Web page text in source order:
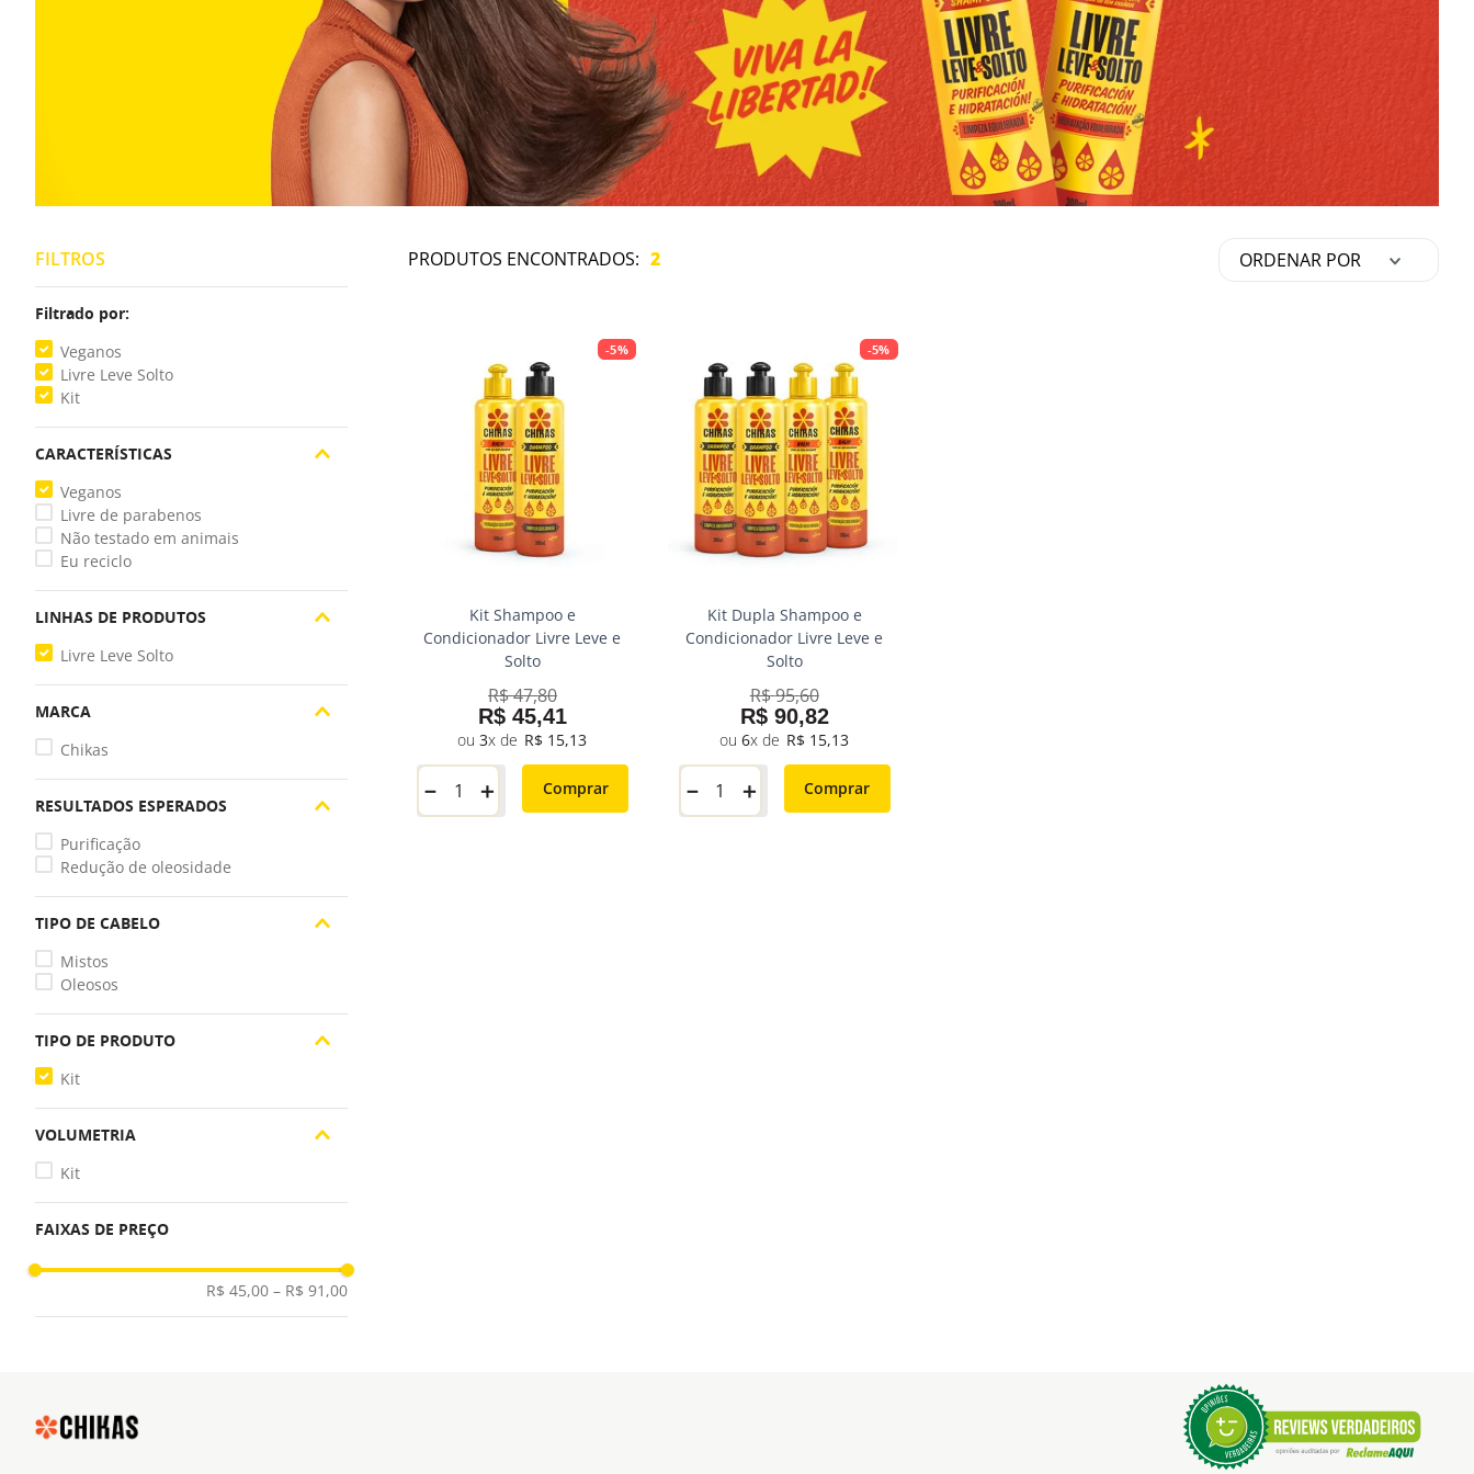
FILTROS
Filtrado por:
Veganos
Livre Leve Solto
Kit
CARACTERÍSTICAS
Veganos
Livre de parabenos
Não testado em animais
Eu reciclo
LINHAS DE PRODUTOS
Livre Leve Solto
MARCA
Chikas
RESULTADOS ESPERADOS
Purificação
Redução de oleosidade
TIPO DE CABELO
Mistos
Oleosos
TIPO DE PRODUTO
Kit
VOLUMETRIA
Kit
FAIXAS DE PREÇO
R$ 45,00 – R$ 91,00
2 ORDENAR POR
-5%
Kit Shampoo e
Condicionador Livre Leve e
Solto
R$47,80
R$ 45,41
3 R$ 15,13
＋
－ Comprar
-5%
Kit Dupla Shampoo e
Condicionador Livre Leve e
Solto
R$95,60
R$ 90,82
6 R$ 15,13
＋
－ Comprar